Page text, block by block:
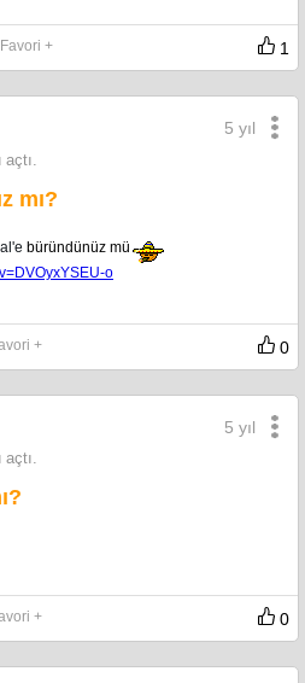
Favori + 1
5 yıl
mı?
büründünüz mü
o
+ 0
açtı.
5 yıl
+ 0